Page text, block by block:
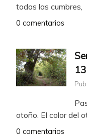
todas las cumbres,
0 comentarios
otoño. El color del
0 comentarios